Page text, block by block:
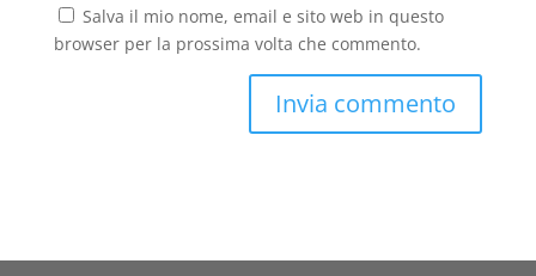
Salva il mio nome, email e sito web in questo
browser per la prossima volta che commento.